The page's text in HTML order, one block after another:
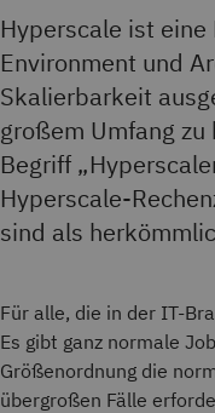
Hyperscale ist
Environment und
Skalierbarkeit
großem Umfang
Begriff
Hyperscale-
sind als
Für alle, die in der IT-
Es gibt ganz normale
Größenordnung die
übergroßen Fälle